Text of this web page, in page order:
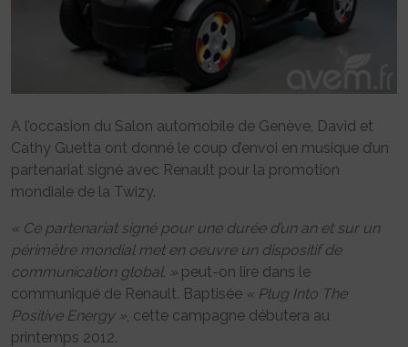
A l’occasion du Salon automobile de Genève, David et
Cathy Guetta ont donné le coup d’envoi en musique d’un
partenariat signé avec Renault pour la promotion
mondiale de la Twizy.
« Ce partenariat signé pour une durée d’un an et sur un
périmètre mondial met en oeuvre un dispositif de
communication global. » peut-on lire dans le
communiqué de Renault. Baptisée « Plug Into The
Positive Energy » , cette campagne débutera au
printemps 2012.